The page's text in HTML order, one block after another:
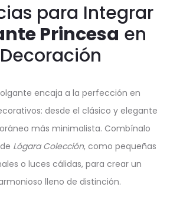
para Integrar
Princesa en
encaja a la perfección en
desde el clásico y elegante
más minimalista. Combínalo
Lógara Colección, como pequeñas
o luces cálidas, para crear un
lleno de distinción.